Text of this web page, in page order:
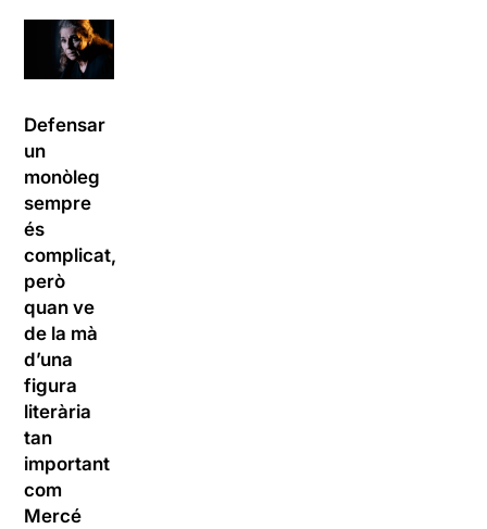
Defensar
un
monòleg
sempre
és
complicat,
però
quan ve
de la mà
d’una
figura
literària
tan
important
com
Mercé